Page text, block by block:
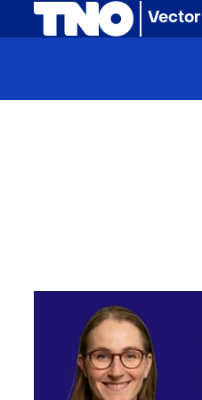
Vector